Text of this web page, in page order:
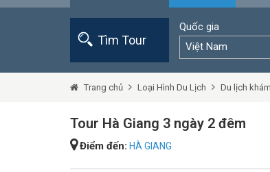
Tìm Tour
Quốc gia
Việt Nam
Trang chủ Loại Hình Du Lịch Du lịch
Tour Hà Giang 3 ngày 2 đêm
Điểm đến: HÀ GIANG